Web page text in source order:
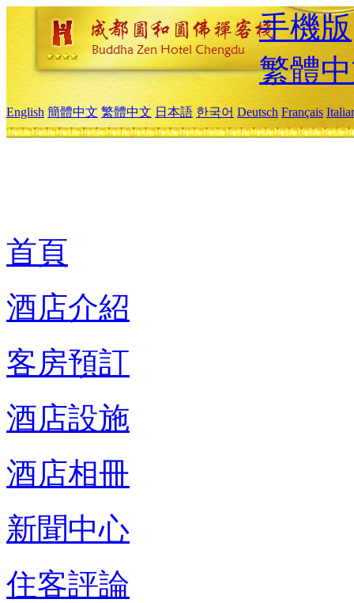
手機版
繁體
English 簡體中文 繁體中文 日本語 한국어 Deutsch Français
首頁
酒店介紹
客房預訂
酒店設施
酒店相冊
新聞中心
住客評論